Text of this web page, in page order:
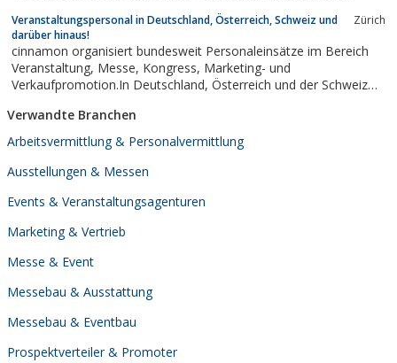
Veranstaltungspersonal in Deutschland, Österreich, Schweiz und
darüber hinaus!
Zürich
cinnamon organisiert bundesweit Personaleinsätze im Bereich
Veranstaltung, Messe, Kongress, Marketing- und
Verkaufpromotion.In Deutschland, Österreich und der Schweiz
Promotern, Visagisten, Fahrern, Servicekräften und sonstigem
Veranstaltungspersonal.Wir stellen...
Verwandte Branchen
Arbeitsvermittlung & Personalvermittlung
Ausstellungen & Messen
Events & Veranstaltungsagenturen
Marketing & Vertrieb
Messe & Event
Messebau & Ausstattung
Messebau & Eventbau
Prospektverteiler & Promoter